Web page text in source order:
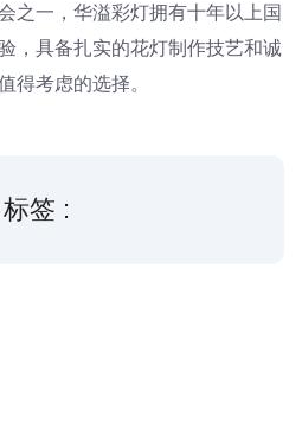
之一，华溢彩灯拥有十年以上国
，具备扎实的花灯制作技艺和诚
得考虑的选择。
标签 :